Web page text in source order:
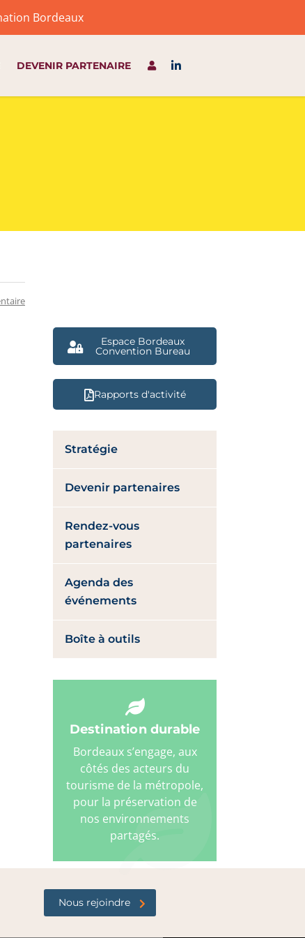
Bordeaux
DEVENIR PARTENAIRE
Espace Bordeaux
Convention Bureau
Rapports d'activité
Stratégie
Devenir partenaires
Rendez-vous
partenaires
Agenda des
événements
Boîte à outils
Destination durable
Bordeaux s’engage, aux
côtés des acteurs du
tourisme de la métropole,
pour la préservation de
nos environnements
partagés.
Nous rejoindre